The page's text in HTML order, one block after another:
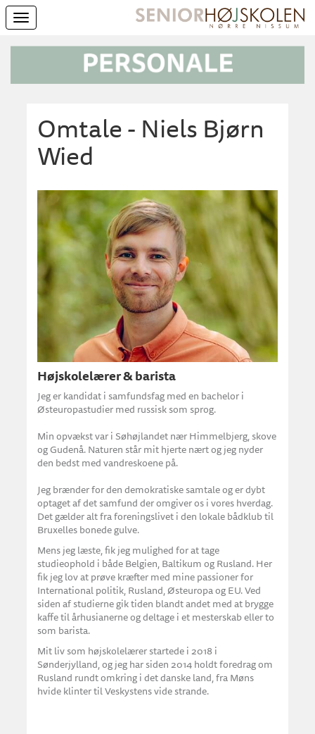
Toggle
navigation
Omtale - Niels Bjørn
Wied
Højskolelærer & barista
Jeg er kandidat i samfundsfag med en bachelor i
Østeuropastudier med russisk som sprog.
Min opvækst var i Søhøjlandet nær Himmelbjerg, skove
og Gudenå. Naturen står mit hjerte nært og jeg nyder
den bedst med vandreskoene på.
Jeg brænder for den demokratiske samtale og er dybt
optaget af det samfund der omgiver os i vores hverdag.
Det gælder alt fra foreningslivet i den lokale bådklub til
Bruxelles bonede gulve.
Mens jeg læste, fik jeg mulighed for at tage
studieophold i både Belgien, Baltikum og Rusland. Her
fik jeg lov at prøve kræfter med mine passioner for
International politik, Rusland, Østeuropa og EU. Ved
siden af studierne gik tiden blandt andet med at brygge
kaffe til århusianerne og deltage i et mesterskab eller to
som barista.
Mit liv som højskolelærer startede i 2018 i
Sønderjylland, og jeg har siden 2014 holdt foredrag om
Rusland rundt omkring i det danske land, fra Møns
hvide klinter til Veskystens vide strande.